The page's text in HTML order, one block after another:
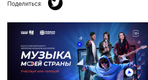
Поделиться: